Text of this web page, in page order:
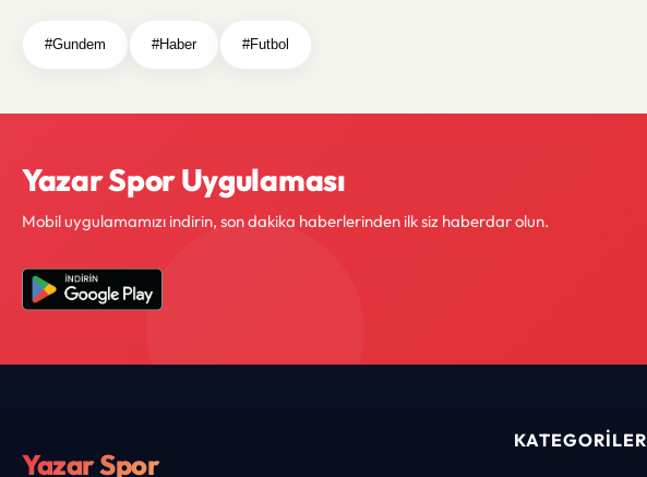
#Gundem #Haber #Futbol
Yazar Spor Uygulaması
Mobil uygulamamızı indirin, son dakika haberlerinden ilk siz haberdar olun.
Yazar Spor
KATEGORILER